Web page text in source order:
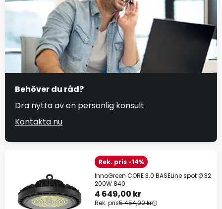
Behöver du råd?
Dra nytta av en personlig konsult
Kontakta nu
Rek. pris -14%
InnoGreen CORE 3.0 BASELine spot Ø 32
200W 840
4 649,00 kr
Rek. pris5 454,00 kr